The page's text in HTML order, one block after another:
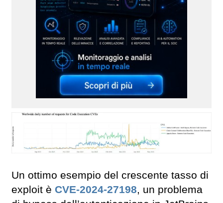
Un ottimo esempio del crescente tasso di
exploit è CVE-2024-27198, un problema